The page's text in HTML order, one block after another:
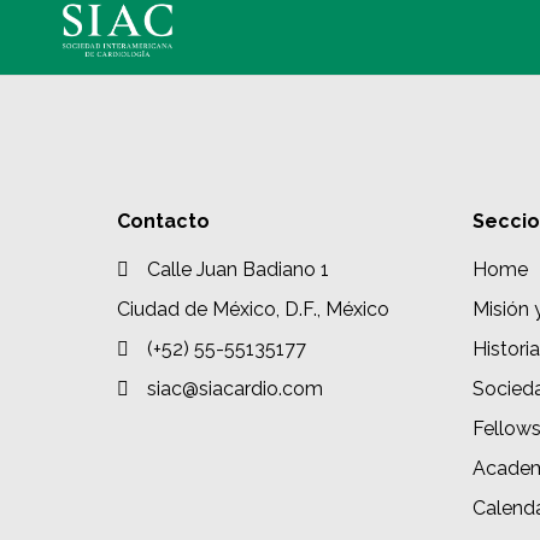
Contacto
Calle Juan Badiano 1
Ciudad de México, D.F., México
(+52) 55-55135177
siac@siacardio.com
Home
Misión
Historia
Fellows